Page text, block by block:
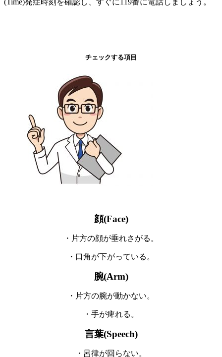
(Time)発症時刻を確認し、すぐに119番に電話しましょう。
チェックする項目
顔(Face)
・片方の顔が垂れさがる。
・口角が下がっている。
腕(Arm)
・片方の腕が動かない。
・手が痺れる。
言葉(Speech)
・呂律が回らない。